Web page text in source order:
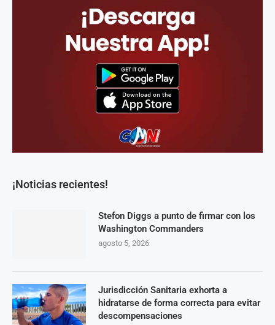
¡Noticias recientes!
Stefon Diggs a punto de firmar con los
Washington Commanders
agosto 5, 2026
Jurisdicción Sanitaria exhorta a
hidratarse de forma correcta para evitar
descompensaciones